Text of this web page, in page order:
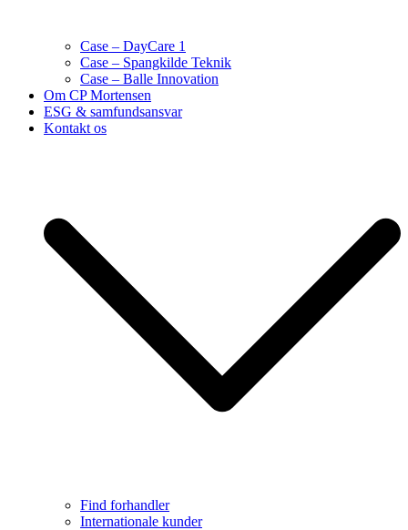
Case – DayCare 1
Case – Spangkilde Teknik
Case – Balle Innovation
Om CP Mortensen
ESG & samfundsansvar
Kontakt os
Find forhandler
Internationale kunder